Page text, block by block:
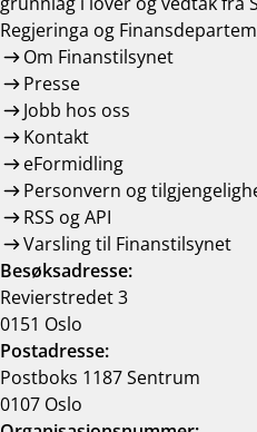
Regjeringa og
Om Finanstilsynet
Presse
Jobb hos oss
Kontakt
eFormidling
Personvern og
RSS og API
Varsling til Finanstilsynet
Besøksadresse:
Revierstredet 3
0151 Oslo
Postadresse:
Postboks 1187 Sentrum
0107 Oslo